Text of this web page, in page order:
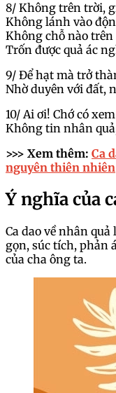
8/ Không trên trời,
Không lánh vào
Không chỗ nào trên
Trốn được quả ác
9/ Để hạt mà trở
Nhờ duyên với đất,
10/ Ai ơi! Chớ có
Không tin nhân
>>> Xem thêm: Ca
nguyên thiên nhiên
Ý nghĩa của
Ca dao về nhân
gọn, súc tích, phản
của cha ông ta.